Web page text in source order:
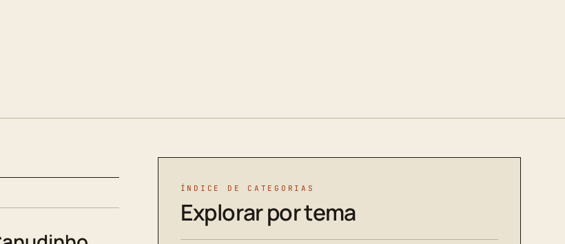
ÍNDICE DE CATEGORIAS
Explorar por tema